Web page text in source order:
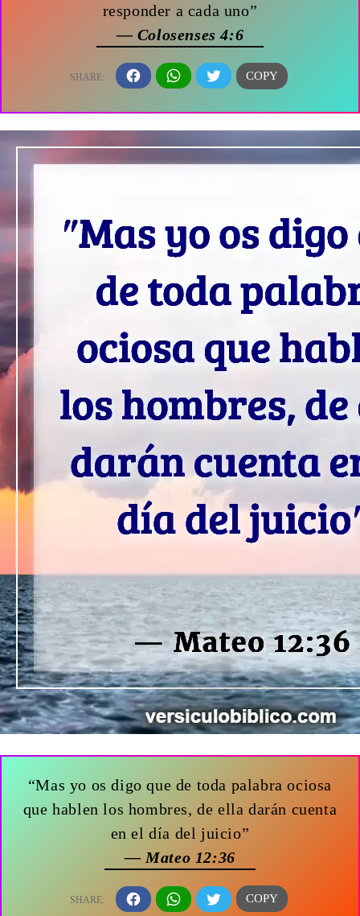
responder a cada uno”
— Colosenses 4:6
“Mas yo os digo que de toda palabra ociosa
que hablen los hombres, de ella darán cuenta
en el día del juicio”
— Mateo 12:36